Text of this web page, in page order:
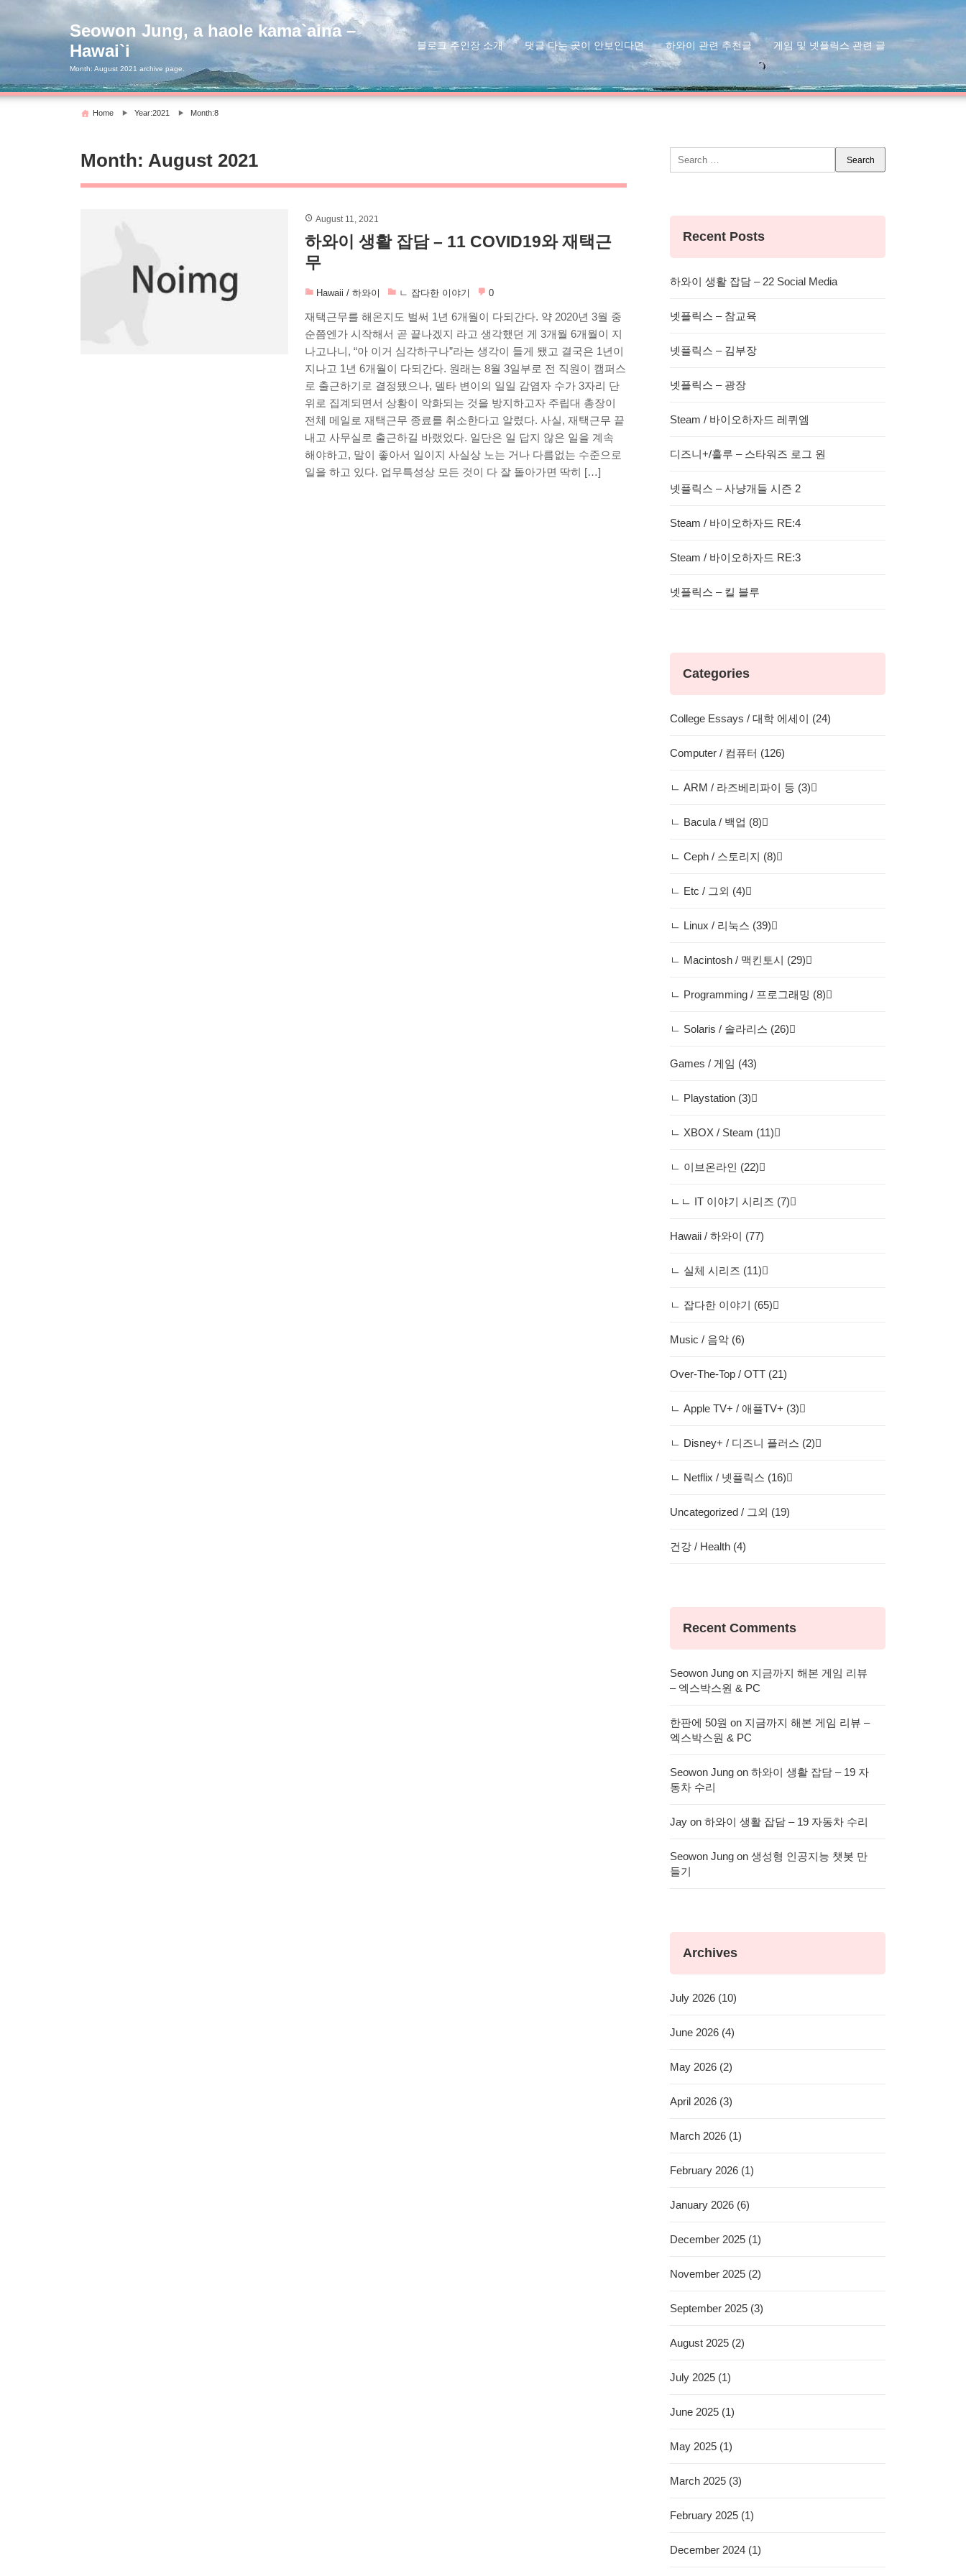
Seowon Jung, a haole kama`aina –
Hawai`i
Month: August 2021 archive page.
블로그 주인장 소개 댓글 다는 곳이 안보인다면 하와이 관련 추천글 게임 및 넷플릭스 관련 글
Home Year:2021 Month:8
Month: August 2021
August 11, 2021
하와이 생활 잡담 – 11 COVID19와 재택근
무
Hawaii / 하와이 ㄴ 잡다한 이야기 0
재택근무를 해온지도 벌써 1년 6개월이 다되간다. 약 2020년 3월 중
순쯤엔가 시작해서 곧 끝나겠지 라고 생각했던 게 3개월 6개월이 지
나고나니, “아 이거 심각하구나”라는 생각이 들게 됐고 결국은 1년이
지나고 1년 6개월이 다되간다. 원래는 8월 3일부로 전 직원이 캠퍼스
로 출근하기로 결정됐으나, 델타 변이의 일일 감염자 수가 3자리 단
위로 집계되면서 상황이 악화되는 것을 방지하고자 주립대 총장이
전체 메일로 재택근무 종료를 취소한다고 알렸다. 사실, 재택근무 끝
내고 사무실로 출근하길 바랬었다. 일단은 일 답지 않은 일을 계속
해야하고, 말이 좋아서 일이지 사실상 노는 거나 다름없는 수준으로
일을 하고 있다. 업무특성상 모든 것이 다 잘 돌아가면 딱히 […]
Search
for:
Recent Posts
하와이 생활 잡담 – 22 Social Media
넷플릭스 – 참교육
넷플릭스 – 김부장
넷플릭스 – 광장
Steam / 바이오하자드 레퀴엠
디즈니+/훌루 – 스타워즈 로그 원
넷플릭스 – 사냥개들 시즌 2
Steam / 바이오하자드 RE:4
Steam / 바이오하자드 RE:3
넷플릭스 – 킬 블루
Categories
College Essays / 대학 에세이 (24)
Computer / 컴퓨터 (126)
ㄴ ARM / 라즈베리파이 등 (3)
ㄴ Bacula / 백업 (8)
ㄴ Ceph / 스토리지 (8)
ㄴ Etc / 그외 (4)
ㄴ Linux / 리눅스 (39)
ㄴ Macintosh / 맥킨토시 (29)
ㄴ Programming / 프로그래밍 (8)
ㄴ Solaris / 솔라리스 (26)
Games / 게임 (43)
ㄴ Playstation (3)
ㄴ XBOX / Steam (11)
ㄴ 이브온라인 (22)
ㄴㄴ IT 이야기 시리즈 (7)
Hawaii / 하와이 (77)
ㄴ 실체 시리즈 (11)
ㄴ 잡다한 이야기 (65)
Music / 음악 (6)
Over-The-Top / OTT (21)
ㄴ Apple TV+ / 애플TV+ (3)
ㄴ Disney+ / 디즈니 플러스 (2)
ㄴ Netflix / 넷플릭스 (16)
Uncategorized / 그외 (19)
건강 / Health (4)
Recent Comments
Seowon Jung on 지금까지 해본 게임 리뷰
– 엑스박스원 & PC
한판에 50원 on 지금까지 해본 게임 리뷰 –
엑스박스원 & PC
Seowon Jung on 하와이 생활 잡담 – 19 자
동차 수리
Jay on 하와이 생활 잡담 – 19 자동차 수리
Seowon Jung on 생성형 인공지능 챗봇 만
들기
Archives
July 2026 (10)
June 2026 (4)
May 2026 (2)
April 2026 (3)
March 2026 (1)
February 2026 (1)
January 2026 (6)
December 2025 (1)
November 2025 (2)
September 2025 (3)
August 2025 (2)
July 2025 (1)
June 2025 (1)
May 2025 (1)
March 2025 (3)
February 2025 (1)
December 2024 (1)